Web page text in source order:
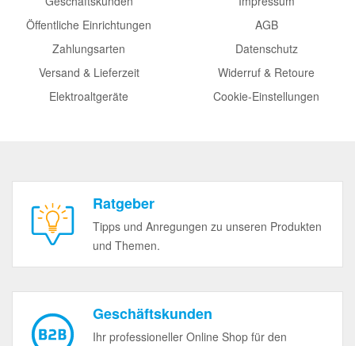
Öffentliche Einrichtungen
Zahlungsarten
Versand & Lieferzeit
Elektroaltgeräte
AGB
Datenschutz
Widerruf & Retoure
Cookie-Einstellungen
Ratgeber
Tipps und Anregungen zu unseren Produkten
und Themen.
Geschäftskunden
Ihr professioneller Online Shop für den